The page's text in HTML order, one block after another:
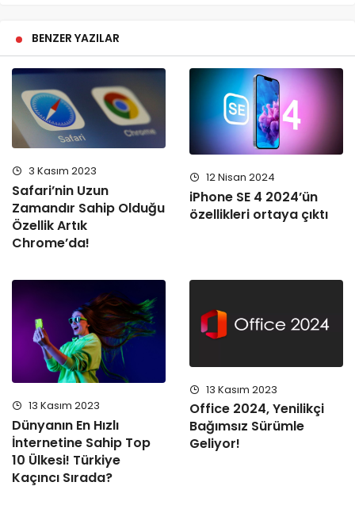
BENZER YAZILAR
3 Kasım 2023
Safari’nin Uzun
Zamandır Sahip Olduğu
Özellik Artık
Chrome’da!
12 Nisan 2024
iPhone SE 4 2024’ün
özellikleri ortaya çıktı
13 Kasım 2023
Dünyanın En Hızlı
İnternetine Sahip Top
10 Ülkesi! Türkiye
Kaçıncı Sırada?
13 Kasım 2023
Office 2024, Yenilikçi
Bağımsız Sürümle
Geliyor!